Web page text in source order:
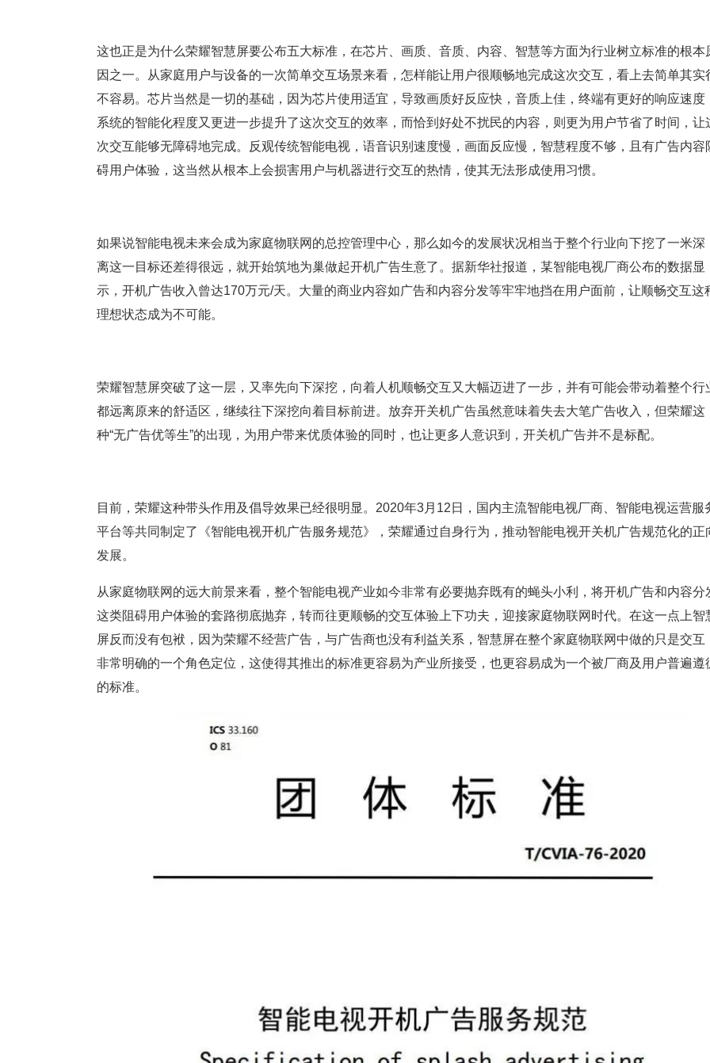
这也正是为什么荣耀智慧屏要公布五大标准，在芯片、画质、音质、内容、智慧等方面为行业树立标准的根本
因之一。从家庭用户与设备的一次简单交互场景来看，怎样能让用户很顺畅地完成这次交互，看上去简单其实
不容易。芯片当然是一切的基础，因为芯片使用适宜，导致画质好反应快，音质上佳，终端有更好的响应速度
系统的智能化程度又更进一步提升了这次交互的效率，而恰到好处不扰民的内容，则更为用户节省了时间，让
次交互能够无障碍地完成。反观传统智能电视，语音识别速度慢，画面反应慢，智慧程度不够，且有广告内容
碍用户体验，这当然从根本上会损害用户与机器进行交互的热情，使其无法形成使用习惯。
如果说智能电视未来会成为家庭物联网的总控管理中心，那么如今的发展状况相当于整个行业向下挖了一米深
离这一目标还差得很远，就开始筑地为巢做起开机广告生意了。据新华社报道，某智能电视厂商公布的数据显
示，开机广告收入曾达170万元/天。大量的商业内容如广告和内容分发等牢牢地挡在用户面前，让顺畅交互这
理想状态成为不可能。
荣耀智慧屏突破了这一层，又率先向下深挖，向着人机顺畅交互又大幅迈进了一步，并有可能会带动着整个行
都远离原来的舒适区，继续往下深挖向着目标前进。放弃开关机广告虽然意味着失去大笔广告收入，但荣耀这
种“无广告优等生”的出现，为用户带来优质体验的同时，也让更多人意识到，开关机广告并不是标配。
目前，荣耀这种带头作用及倡导效果已经很明显。2020年3月12日，国内主流智能电视厂商、智能电视运营服
平台等共同制定了《智能电视开机广告服务规范》，荣耀通过自身行为，推动智能电视开关机广告规范化的正
发展。
从家庭物联网的远大前景来看，整个智能电视产业如今非常有必要抛弃既有的蝇头小利，将开机广告和内容分
这类阻碍用户体验的套路彻底抛弃，转而往更顺畅的交互体验上下功夫，迎接家庭物联网时代。在这一点上智
屏反而没有包袱，因为荣耀不经营广告，与广告商也没有利益关系，智慧屏在整个家庭物联网中做的只是交互
非常明确的一个角色定位，这使得其推出的标准更容易为产业所接受，也更容易成为一个被厂商及用户普遍遵
的标准。